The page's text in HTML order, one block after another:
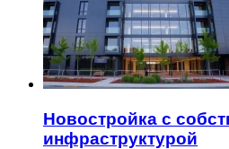
Новостройка с
инфраструктурой